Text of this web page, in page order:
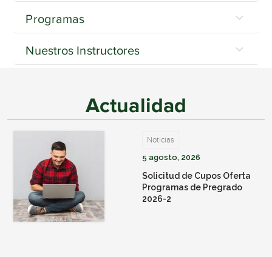
Programas
Nuestros Instructores
Actualidad
Noticias
5 agosto, 2026
Solicitud de Cupos Oferta
Programas de Pregrado
2026-2